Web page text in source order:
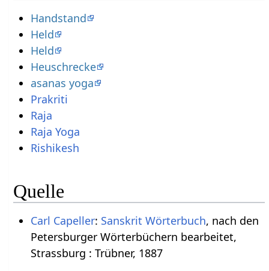
Handstand
Held
Held
Heuschrecke
asanas yoga
Prakriti
Raja
Raja Yoga
Rishikesh
Quelle
Carl Capeller: Sanskrit Wörterbuch, nach den
Petersburger Wörterbüchern bearbeitet,
Strassburg : Trübner, 1887